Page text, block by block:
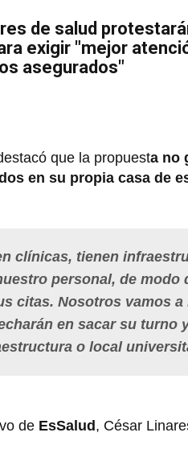
de salud
exigir "mejor
asegurados"
que la propuesta no
en su propia casa de
clínicas, tienen
personal, de modo
citas. Nosotros vamos
en sacar su turno
o local
de EsSalud , César